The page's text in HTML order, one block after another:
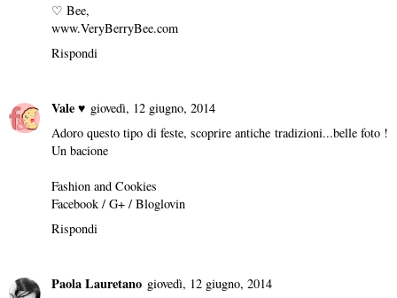
♡ Bee,
www.VeryBerryBee.com
Rispondi
Vale ♥ giovedì, 12 giugno, 2014
Adoro questo tipo di feste, scoprire antiche tradizioni...belle foto !
Un bacione
Fashion and Cookies
Facebook / G+ / Bloglovin
Rispondi
Paola Lauretano giovedì, 12 giugno, 2014